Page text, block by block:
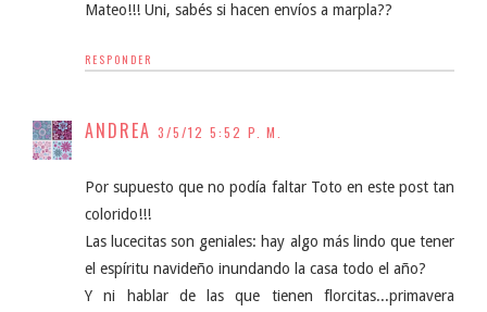
Mateo!!! Uni, sabés si hacen envíos a marpla??
RESPONDER
ANDREA 3/5/12 5:52 P. M.
Por supuesto que no podía faltar Toto en este post tan
colorido!!!
Las lucecitas son geniales: hay algo más lindo que tener
el espíritu navideño inundando la casa todo el año?
Y ni hablar de las que tienen florcitas...primavera